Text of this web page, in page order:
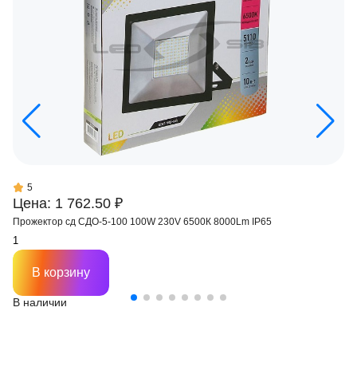
Цена: 1 762.50 ₽
5
Прожектор сд СДО-5-100 100W 230V 6500К 8000Lm IP65
В наличии
В корзину